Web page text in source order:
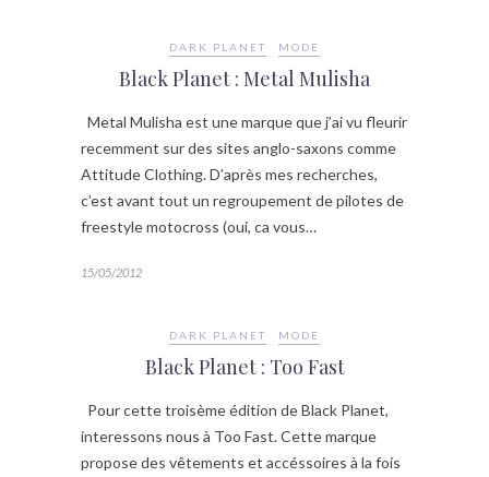
DARK PLANET MODE
Black Planet : Metal Mulisha
Metal Mulisha est une marque que j’ai vu fleurir
recemment sur des sites anglo-saxons comme
Attitude Clothing. D’après mes recherches,
c’est avant tout un regroupement de pilotes de
freestyle motocross (oui, ca vous…
15/05/2012
DARK PLANET MODE
Black Planet : Too Fast
Pour cette troisème édition de Black Planet,
interessons nous à Too Fast. Cette marque
propose des vêtements et accéssoires à la fois